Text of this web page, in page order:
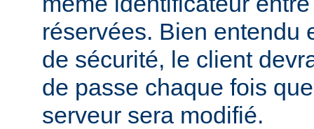
réservées. Bien entendu
de sécurité, le client
de passe chaque fois
serveur sera modifié.